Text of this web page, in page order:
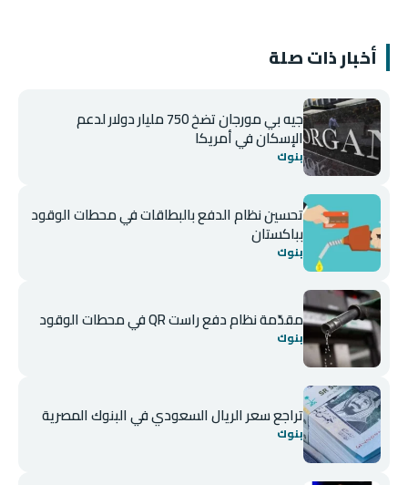
أخبار ذات صلة
جيه بي مورجان تضخ 750 مليار دولار لدعم
الإسكان في أمريكا
بنوك
تحسين نظام الدفع بالبطاقات في محطات الوقود
بباكستان
بنوك
مقدّمة نظام دفع راست QR في محطات الوقود
بنوك
تراجع سعر الريال السعودي في البنوك المصرية
بنوك